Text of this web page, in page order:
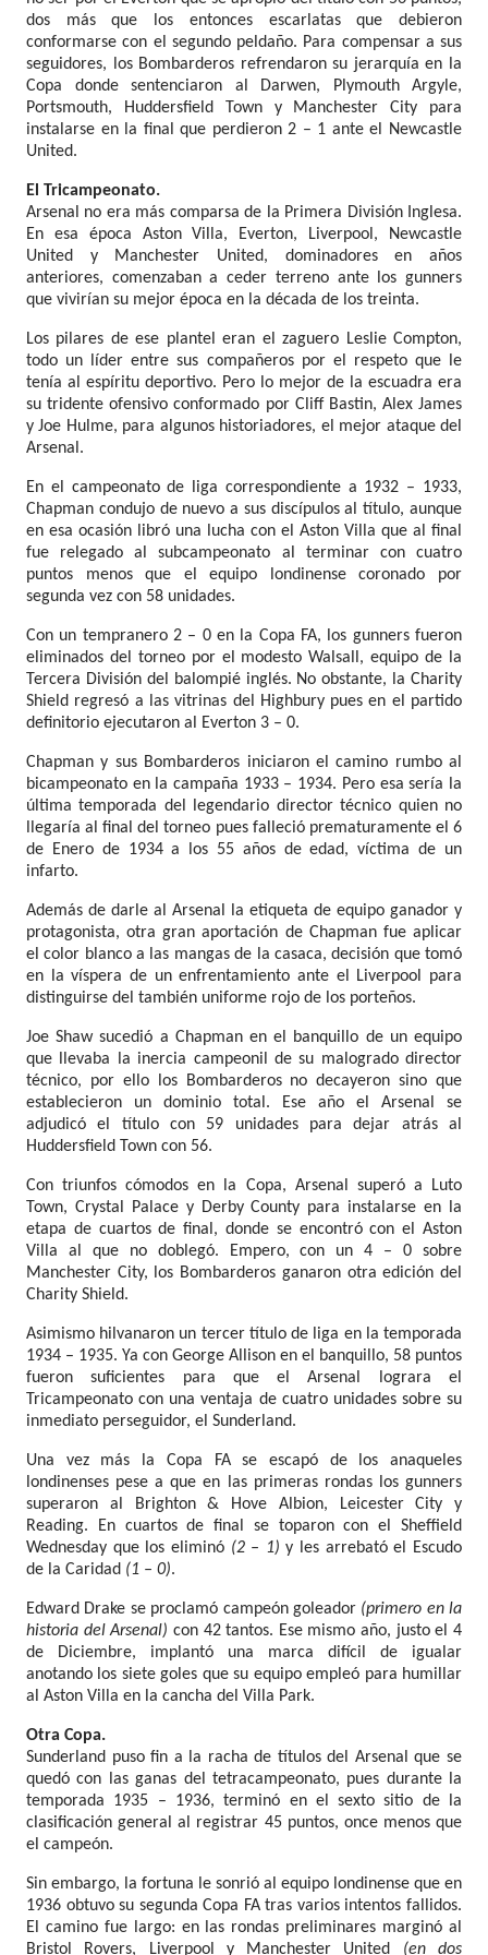
dos más que los entonces escarlatas que debieron
conformarse con el segundo peldaño. Para compensar a sus
seguidores, los Bombarderos refrendaron su jerarquía en la
Copa donde sentenciaron al Darwen, Plymouth Argyle,
Portsmouth, Huddersfield Town y Manchester City para
instalarse en la final que perdieron 2 – 1 ante el Newcastle
United.
El Tricampeonato.
Arsenal no era más comparsa de la Primera División Inglesa.
En esa época Aston Villa, Everton, Liverpool, Newcastle
United y Manchester United, dominadores en años
anteriores, comenzaban a ceder terreno ante los gunners
que vivirían su mejor época en la década de los treinta.
Los pilares de ese plantel eran el zaguero Leslie Compton,
todo un líder entre sus compañeros por el respeto que le
tenía al espíritu deportivo. Pero lo mejor de la escuadra era
su tridente ofensivo conformado por Cliff Bastin, Alex James
y Joe Hulme, para algunos historiadores, el mejor ataque del
Arsenal.
En el campeonato de liga correspondiente a 1932 – 1933,
Chapman condujo de nuevo a sus discípulos al título, aunque
en esa ocasión libró una lucha con el Aston Villa que al final
fue relegado al subcampeonato al terminar con cuatro
puntos menos que el equipo londinense coronado por
segunda vez con 58 unidades.
Con un tempranero 2 – 0 en la Copa FA, los gunners fueron
eliminados del torneo por el modesto Walsall, equipo de la
Tercera División del balompié inglés. No obstante, la Charity
Shield regresó a las vitrinas del Highbury pues en el partido
definitorio ejecutaron al Everton 3 – 0.
Chapman y sus Bombarderos iniciaron el camino rumbo al
bicampeonato en la campaña 1933 – 1934. Pero esa sería la
última temporada del legendario director técnico quien no
llegaría al final del torneo pues falleció prematuramente el 6
de Enero de 1934 a los 55 años de edad, víctima de un
infarto.
Además de darle al Arsenal la etiqueta de equipo ganador y
protagonista, otra gran aportación de Chapman fue aplicar
el color blanco a las mangas de la casaca, decisión que tomó
en la víspera de un enfrentamiento ante el Liverpool para
distinguirse del también uniforme rojo de los porteños.
Joe Shaw sucedió a Chapman en el banquillo de un equipo
que llevaba la inercia campeonil de su malogrado director
técnico, por ello los Bombarderos no decayeron sino que
establecieron un dominio total. Ese año el Arsenal se
adjudicó el título con 59 unidades para dejar atrás al
Huddersfield Town con 56.
Con triunfos cómodos en la Copa, Arsenal superó a Luto
Town, Crystal Palace y Derby County para instalarse en la
etapa de cuartos de final, donde se encontró con el Aston
Villa al que no doblegó. Empero, con un 4 – 0 sobre
Manchester City, los Bombarderos ganaron otra edición del
Charity Shield.
Asimismo hilvanaron un tercer título de liga en la temporada
1934 – 1935. Ya con George Allison en el banquillo, 58 puntos
fueron suficientes para que el Arsenal lograra el
Tricampeonato con una ventaja de cuatro unidades sobre su
inmediato perseguidor, el Sunderland.
Una vez más la Copa FA se escapó de los anaqueles
londinenses pese a que en las primeras rondas los gunners
superaron al Brighton & Hove Albion, Leicester City y
Reading. En cuartos de final se toparon con el Sheffield
Wednesday que los eliminó (2 – 1) y les arrebató el Escudo
de la Caridad (1 – 0).
Edward Drake se proclamó campeón goleador (primero en la
historia del Arsenal) con 42 tantos. Ese mismo año, justo el 4
de Diciembre, implantó una marca difícil de igualar
anotando los siete goles que su equipo empleó para humillar
al Aston Villa en la cancha del Villa Park.
Otra Copa.
Sunderland puso fin a la racha de títulos del Arsenal que se
quedó con las ganas del tetracampeonato, pues durante la
temporada 1935 – 1936, terminó en el sexto sitio de la
clasificación general al registrar 45 puntos, once menos que
el campeón.
Sin embargo, la fortuna le sonrió al equipo londinense que en
1936 obtuvo su segunda Copa FA tras varios intentos fallidos.
El camino fue largo: en las rondas preliminares marginó al
Bristol Rovers, Liverpool y Manchester United (en dos